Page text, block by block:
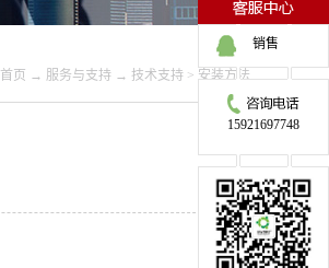
首页 → 服务与支持 → 技术支持 > 安装方法
销售
15921697748